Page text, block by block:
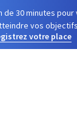
de 30 minutes
vos
votre place